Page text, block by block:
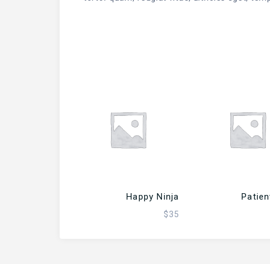
إضافة إلى السلة
Happy Ninja
$35
إلى السلة